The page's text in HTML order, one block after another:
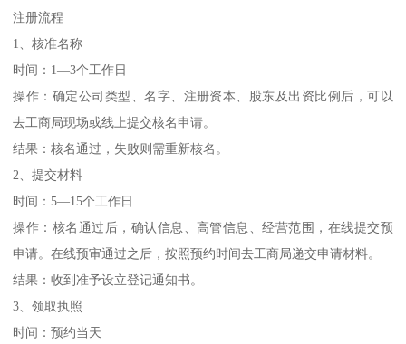
注册流程
1、核准名称
时间：1—3个工作日
操作：确定公司类型、名字、注册资本、股东及出资比例后，可以
去工商局现场或线上提交核名申请。
结果：核名通过，失败则需重新核名。
2、提交材料
时间：5—15个工作日
操作：核名通过后，确认信息、高管信息、经营范围，在线提交预
申请。在线预审通过之后，按照预约时间去工商局递交申请材料。
结果：收到准予设立登记通知书。
3、领取执照
时间：预约当天